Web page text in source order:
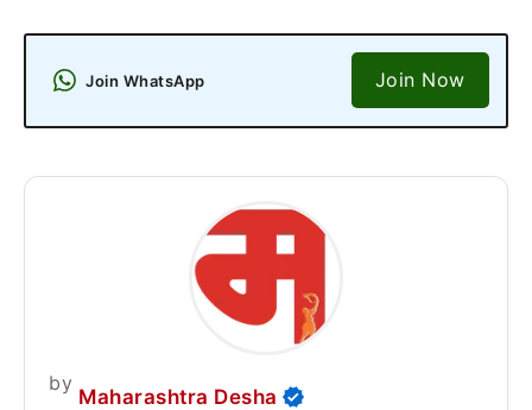
Join WhatsApp Join Now
by
Maharashtra Desha